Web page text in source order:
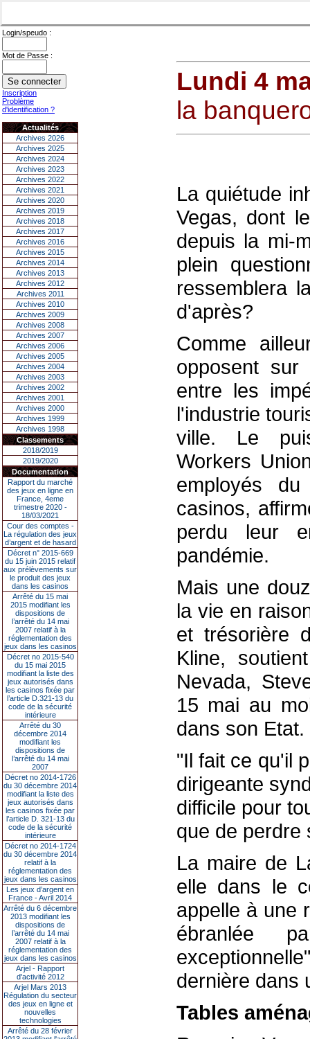
Login/speudo :
Mot de Passe :
Inscription
Problème
d'identification ?
Actualités
Archives 2026
Archives 2025
Archives 2024
Archives 2023
Archives 2022
Archives 2021
Archives 2020
Archives 2019
Archives 2018
Archives 2017
Archives 2016
Archives 2015
Archives 2014
Archives 2013
Archives 2012
Archives 2011
Archives 2010
Archives 2009
Archives 2008
Archives 2007
Archives 2006
Archives 2005
Archives 2004
Archives 2003
Archives 2002
Archives 2001
Archives 2000
Archives 1999
Archives 1998
Classements
2018/2019
2019/2020
Documentation
Rapport du marché
des jeux en ligne en
France, 4eme
trimestre 2020 -
18/03/2021
Cour des comptes -
La régulation des jeux
d’argent et de hasard
Décret n° 2015-669
du 15 juin 2015 relatif
aux prélèvements sur
le produit des jeux
dans les casinos
Arrêté du 15 mai
2015 modifiant les
dispositions de
l’arrêté du 14 mai
2007 relatif à la
réglementation des
jeux dans les casinos
Décret no 2015-540
du 15 mai 2015
modifiant la liste des
jeux autorisés dans
les casinos fixée par
l’article D.321-13 du
code de la sécurité
intérieure
Arrêté du 30
décembre 2014
modifiant les
dispositions de
l’arrêté du 14 mai
2007
Décret no 2014-1726
du 30 décembre 2014
modifiant la liste des
jeux autorisés dans
les casinos fixée par
l’article D. 321-13 du
code de la sécurité
intérieure
Décret no 2014-1724
du 30 décembre 2014
relatif à la
réglementation des
jeux dans les casinos
Les jeux d’argent en
France - Avril 2014
Arrêté du 6 décembre
2013 modifiant les
dispositions de
l’arrêté du 14 mai
2007 relatif à la
réglementation des
jeux dans les casinos
Arjel - Rapport
d'activité 2012
Arjel Mars 2013
Régulation du secteur
des jeux en ligne et
nouvelles
technologies
Arrêté du 28 février
Lundi 4
la
La quiétude
Vegas, dont
depuis la mi-
plein
ressemblera
d'après?
Comme
opposent
entre les
l'industrie
ville. Le
Workers
employés
casinos,
perdu leur
pandémie.
Mais une
la vie en
et trésorière
Kline,
Nevada,
15 mai au
dans son Etat.
"Il fait ce qu'il
dirigeante
difficile pour
que de perdre
La maire de
elle dans le
appelle à une
ébranlée
dernière dans
Tables